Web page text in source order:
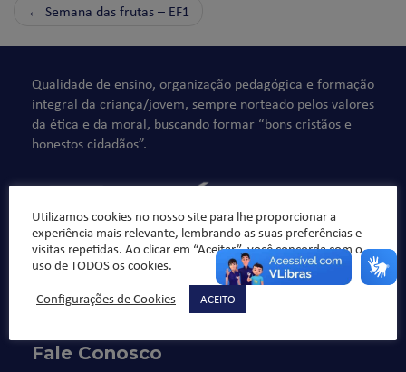
← Semana das frutas – EF1
Qualidade de ensino, organização pedagógica e formação
integral da criança/jovem, sempre norteado pelos valores
da ética e da moral, buscando formar “bons cristãos e
honestos cidadãos”.
Fale Conosco
Utilizamos cookies no nosso site para lhe proporcionar a
experiência mais relevante, lembrando as suas preferências e
visitas repetidas. Ao clicar em “Aceitar”, você concorda com o
uso de TODOS os cookies.
Configurações de Cookies
ACEITO